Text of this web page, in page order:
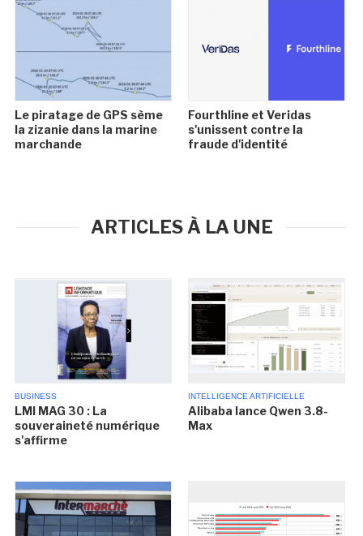
Le piratage de GPS sème
la zizanie dans la marine
marchande
Fourthline et Veridas
s'unissent contre la
fraude d'identité
ARTICLES À LA UNE
BUSINESS
LMI MAG 30 : La
souveraineté numérique
s'affirme
INTELLIGENCE ARTIFICIELLE
Alibaba lance Qwen 3.8-
Max